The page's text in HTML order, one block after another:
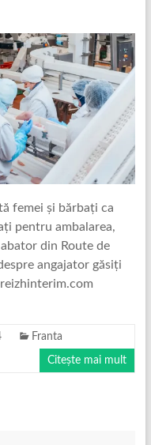
femei și bărbați ca
pentru ambalarea,
din Route de
angajator găsiți
Franta
Citește mai mult